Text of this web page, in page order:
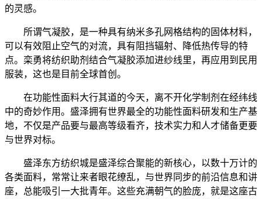
的灵感。
所谓气凝胶，是一种具有纳米多孔网格结构的固体材料，
可以有效阻止空气的对流，具有阻挡辐射、降低热传导的特
点。栾勇将纺织助剂结合气凝胶添加进纱线里，再应用到民用
服装，这也是目前全球首创。
在功能性面料大行其道的今天，离不开化学制剂在经纬线
中的奇妙作用。盛泽拥有世界最全的功能性面料研发和生产基
地，不仅是产品要与最高等级看齐，技术实力和人才储备更要
与世界对标。
盛泽东方纺织城是盛泽综合聚能的新核心，以数十万计的
各类面料，常常让来者眼花缭乱，与世界同步的前沿信息和讲
座，总能吸引一大批青年。这些充满朝气的脸庞，就是这座古